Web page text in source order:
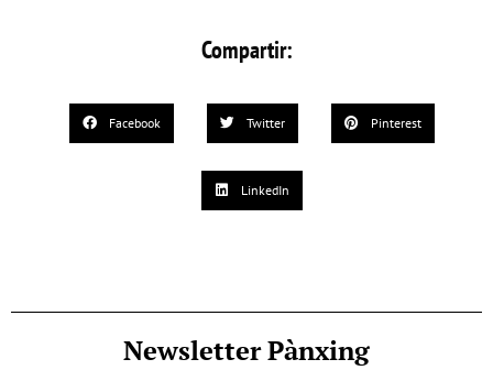
Compartir:
Facebook Twitter Pinterest
LinkedIn
Newsletter Pànxing